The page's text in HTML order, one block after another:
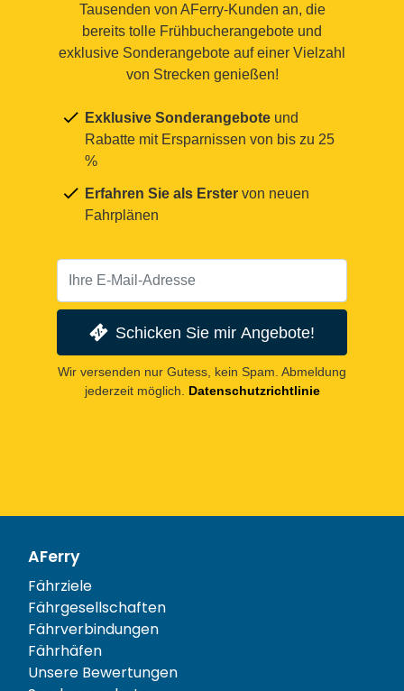
Tausenden von AFerry-Kunden an, die
bereits tolle Frühbucherangebote und
exklusive Sonderangebote auf einer Vielzahl
von Strecken genießen!
Exklusive Sonderangebote und
Rabatte mit Ersparnissen von bis zu 25
%
Erfahren Sie als Erster von neuen
Fahrplänen
Schicken Sie mir Angebote!
Wir versenden nur Gutess, kein Spam. Abmeldung
jederzeit möglich. Datenschutzrichtlinie
AFerry
Fährziele
Fährgesellschaften
Fährverbindungen
Fährhäfen
Unsere Bewertungen